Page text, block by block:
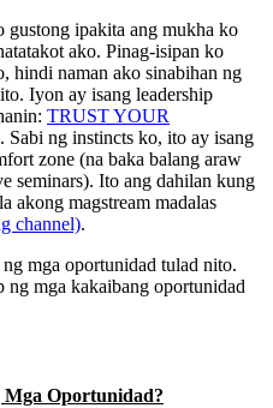
gustong ipakita ang mukha ko
ako. Pinag-isipan ko
hindi naman ako sinabihan ng
Iyon ay isang leadership
TRUST YOUR
Sabi ng instincts ko, ito ay isang
zone (na baka balang araw
seminars). Ito ang dahilan kung
akong magstream madalas
channel).
mga oportunidad tulad nito.
mga kakaibang oportunidad
Oportunidad?